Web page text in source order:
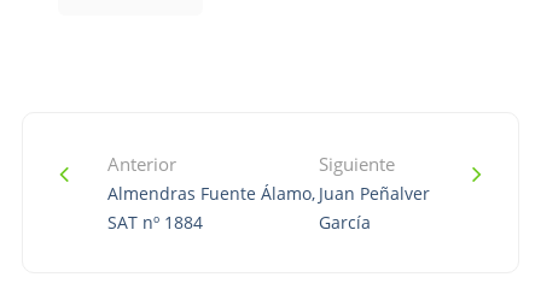
Anterior
Almendras Fuente Álamo,
SAT nº 1884
Siguiente
Juan Peñalver
García